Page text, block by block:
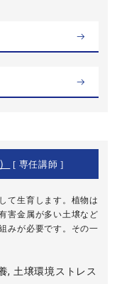
[ 専任講師 ]
て生育します。植物は
害金属が多い土壌など
みが必要です。その一
, 土壌環境ストレス